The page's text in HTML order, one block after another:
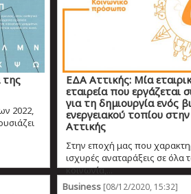
της
2022,
ΕΔΑ Αττικής: Μία
εταιρεία που εργάζεται
για τη δημιουργία ενός
ενεργειακού τοπίου
Αττικής
Στην εποχή μας που
ισχυρές αναταράξεις σε όλα
κοινωνία,...
Business[08/12/2020, 15:32]